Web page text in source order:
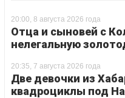
20:00, 8 августа 2026 года
Отца и сыновей с
нелегальную
20:35, 7 августа 2026 года
Две девочки из
квадроциклы под